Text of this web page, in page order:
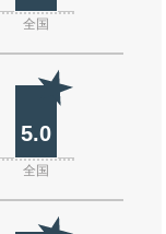
全国
5.0
全国